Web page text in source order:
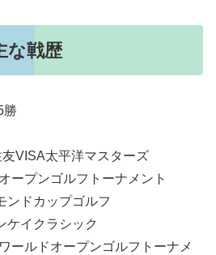
な戦歴
勝
VISA太平洋マスターズ
ープンゴルフトーナメント
ンドカップゴルフ
ケイクラシック
ールドオープンゴルフトーナメ